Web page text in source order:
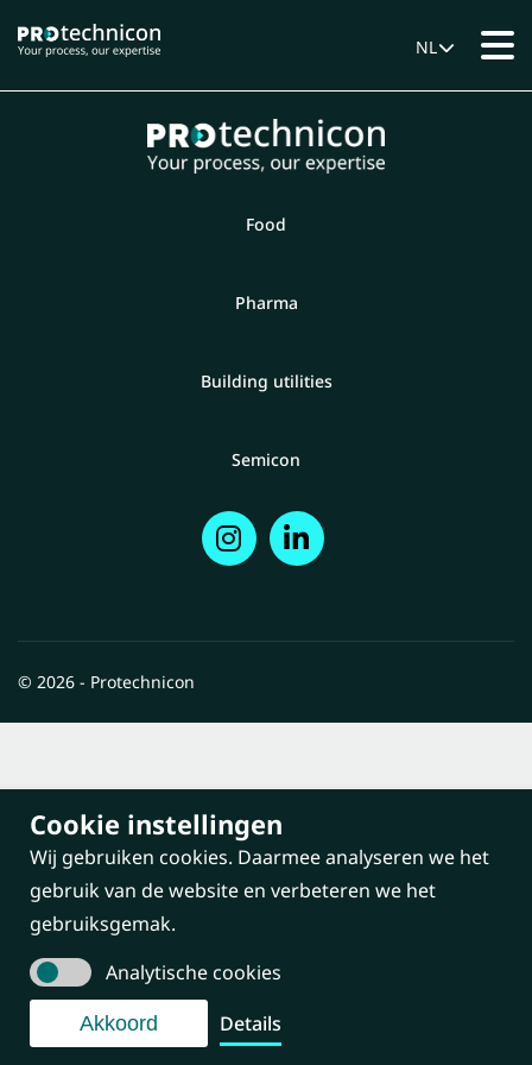
NL
Food
Pharma
Building utilities
Semicon
© 2026 - Protechnicon
Cookie instellingen
Wij gebruiken cookies. Daarmee analyseren we het
gebruik van de website en verbeteren we het
gebruiksgemak.
Analytische cookies
Details
Akkoord